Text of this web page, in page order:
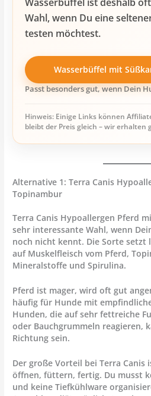
Wahl, wenn Du eine
testen möchtest.
Wasserbüffel mit
Passt besonders gut, wenn Dein
Hinweis: Einige Links können
bleibt der Preis gleich – wir erhalten
Alternative 1: Terra Canis
Topinambur
Terra Canis Hypoallergen Pferd
sehr interessante Wahl, wenn
noch nicht kennt. Die Sorte setzt
auf Muskelfleisch vom Pferd,
Mineralstoffe und Spirulina.
Pferd ist mager, wird oft gut
häufig für Hunde mit
Hunden, die auf sehr fettreiche
oder Bauchgrummeln reagieren,
Richtung sein.
Der große Vorteil bei Terra Canis
öffnen, füttern, fertig. Du musst
und keine Tiefkühlware